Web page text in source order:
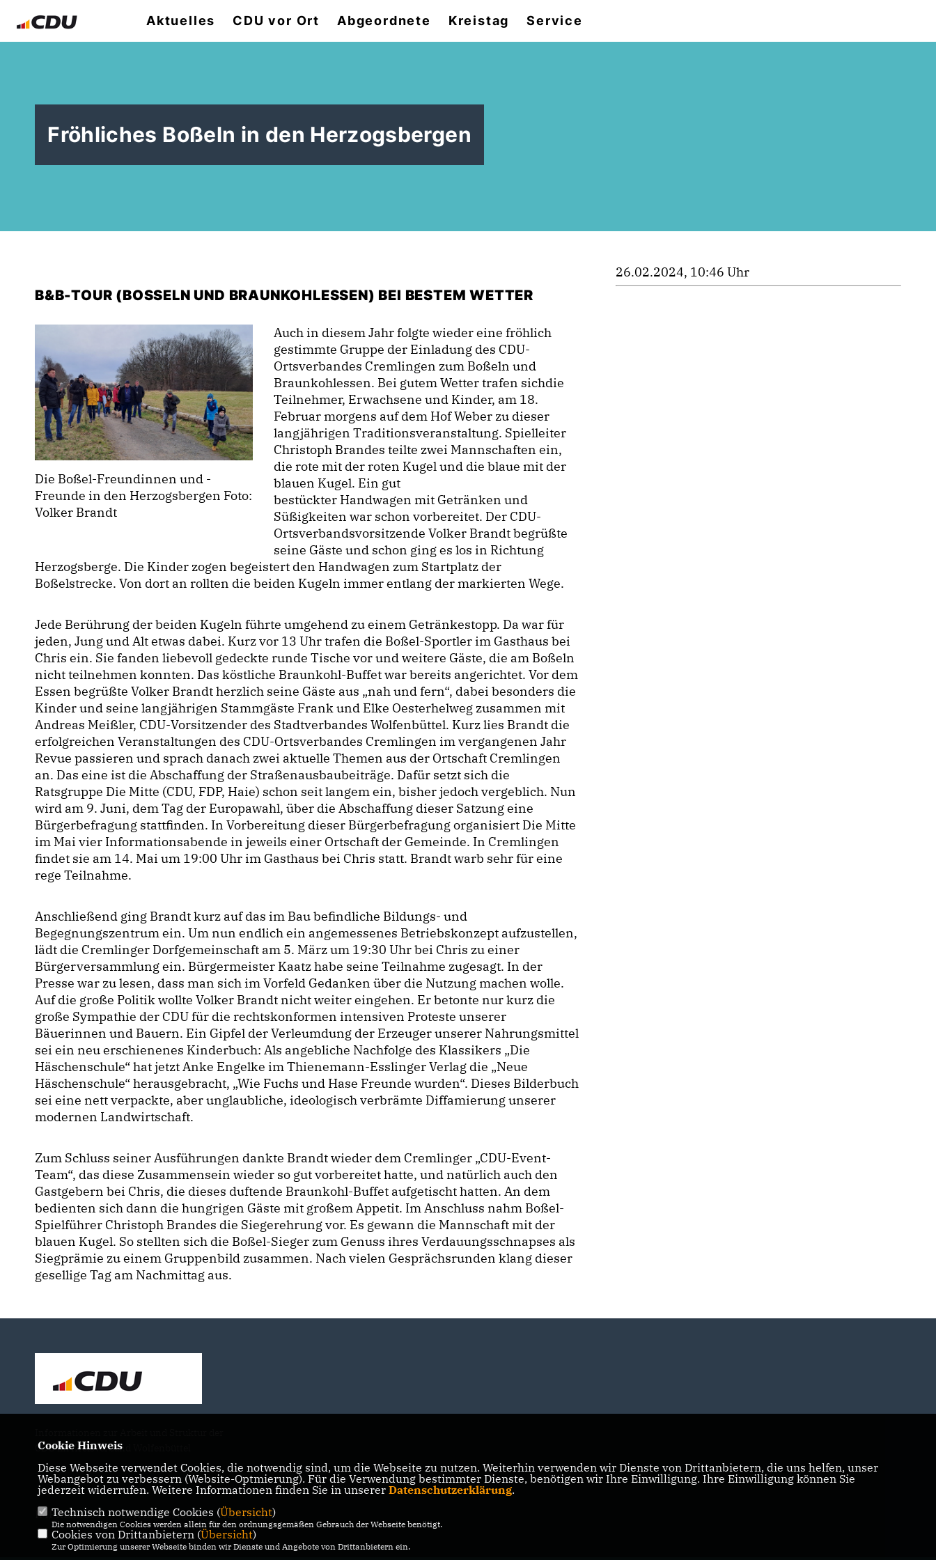
Aktuelles CDU vor Ort Abgeordnete Kreistag Service
Fröhliches Boßeln in den Herzogsbergen
B&B-TOUR (BOSSELN UND BRAUNKOHLESSEN) BEI BESTEM WETTER
Die Boßel-Freundinnen und -
Freunde in den Herzogsbergen Foto:
Volker Brandt
Auch in diesem Jahr folgte wieder eine fröhlich
gestimmte Gruppe der Einladung des CDU-
Ortsverbandes Cremlingen zum Boßeln und
Braunkohlessen. Bei gutem Wetter trafen sichdie
Teilnehmer, Erwachsene und Kinder, am 18.
Februar morgens auf dem Hof Weber zu dieser
langjährigen Traditionsveranstaltung. Spielleiter
Christoph Brandes teilte zwei Mannschaften ein,
die rote mit der roten Kugel und die blaue mit der
blauen Kugel. Ein gut
bestückter Handwagen mit Getränken und
Süßigkeiten war schon vorbereitet. Der CDU-
Ortsverbandsvorsitzende Volker Brandt begrüßte
seine Gäste und schon ging es los in Richtung
Herzogsberge. Die Kinder zogen begeistert den Handwagen zum Startplatz der
Boßelstrecke. Von dort an rollten die beiden Kugeln immer entlang der markierten Wege.
Jede Berührung der beiden Kugeln führte umgehend zu einem Getränkestopp. Da war für
jeden, Jung und Alt etwas dabei. Kurz vor 13 Uhr trafen die Boßel-Sportler im Gasthaus bei
Chris ein. Sie fanden liebevoll gedeckte runde Tische vor und weitere Gäste, die am Boßeln
nicht teilnehmen konnten. Das köstliche Braunkohl-Buffet war bereits angerichtet. Vor dem
Essen begrüßte Volker Brandt herzlich seine Gäste aus „nah und fern“, dabei besonders die
Kinder und seine langjährigen Stammgäste Frank und Elke Oesterhelweg zusammen mit
Andreas Meißler, CDU-Vorsitzender des Stadtverbandes Wolfenbüttel. Kurz lies Brandt die
erfolgreichen Veranstaltungen des CDU-Ortsverbandes Cremlingen im vergangenen Jahr
Revue passieren und sprach danach zwei aktuelle Themen aus der Ortschaft Cremlingen
an. Das eine ist die Abschaffung der Straßenausbaubeiträge. Dafür setzt sich die
Ratsgruppe Die Mitte (CDU, FDP, Haie) schon seit langem ein, bisher jedoch vergeblich. Nun
wird am 9. Juni, dem Tag der Europawahl, über die Abschaffung dieser Satzung eine
Bürgerbefragung stattfinden. In Vorbereitung dieser Bürgerbefragung organisiert Die Mitte
im Mai vier Informationsabende in jeweils einer Ortschaft der Gemeinde. In Cremlingen
findet sie am 14. Mai um 19:00 Uhr im Gasthaus bei Chris statt. Brandt warb sehr für eine
rege Teilnahme.
Anschließend ging Brandt kurz auf das im Bau befindliche Bildungs- und
Begegnungszentrum ein. Um nun endlich ein angemessenes Betriebskonzept aufzustellen,
lädt die Cremlinger Dorfgemeinschaft am 5. März um 19:30 Uhr bei Chris zu einer
Bürgerversammlung ein. Bürgermeister Kaatz habe seine Teilnahme zugesagt. In der
Presse war zu lesen, dass man sich im Vorfeld Gedanken über die Nutzung machen wolle.
Auf die große Politik wollte Volker Brandt nicht weiter eingehen. Er betonte nur kurz die
große Sympathie der CDU für die rechtskonformen intensiven Proteste unserer
Bäuerinnen und Bauern. Ein Gipfel der Verleumdung der Erzeuger unserer Nahrungsmittel
sei ein neu erschienenes Kinderbuch: Als angebliche Nachfolge des Klassikers „Die
Häschenschule“ hat jetzt Anke Engelke im Thienemann-Esslinger Verlag die „Neue
Häschenschule“ herausgebracht, „Wie Fuchs und Hase Freunde wurden“. Dieses Bilderbuch
sei eine nett verpackte, aber unglaubliche, ideologisch verbrämte Diffamierung unserer
modernen Landwirtschaft.
Zum Schluss seiner Ausführungen dankte Brandt wieder dem Cremlinger „CDU-Event-
Team“, das diese Zusammensein wieder so gut vorbereitet hatte, und natürlich auch den
Gastgebern bei Chris, die dieses duftende Braunkohl-Buffet aufgetischt hatten. An dem
bedienten sich dann die hungrigen Gäste mit großem Appetit. Im Anschluss nahm Boßel-
Spielführer Christoph Brandes die Siegerehrung vor. Es gewann die Mannschaft mit der
blauen Kugel. So stellten sich die Boßel-Sieger zum Genuss ihres Verdauungsschnapses als
Siegprämie zu einem Gruppenbild zusammen. Nach vielen Gesprächsrunden klang dieser
gesellige Tag am Nachmittag aus.
26.02.2024, 10:46 Uhr
CDU im Kreisverband Wolfenbüttel
IMPRESSUM DATENSCHUTZ KONTAKT
Cookie Hinweis
Diese Webseite verwendet Cookies, die notwendig sind, um die Webseite zu nutzen. Weiterhin verwenden wir Dienste von Drittanbietern, die uns helfen, unser
Webangebot zu verbessern (Website-Optmierung). Für die Verwendung bestimmter Dienste, benötigen wir Ihre Einwilligung. Ihre Einwilligung können Sie
jederzeit widerrufen. Weitere Informationen finden Sie in unserer Datenschutzerklärung.
Technisch notwendige Cookies (Übersicht)
Die notwendigen Cookies werden allein für den ordnungsgemäßen Gebrauch der Webseite benötigt.
Cookies von Drittanbietern (Übersicht)
Zur Optimierung unserer Webseite binden wir Dienste und Angebote von Drittanbietern ein.